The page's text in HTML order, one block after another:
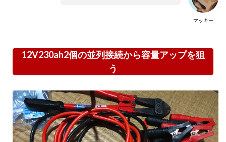
ボード250A
並列接続2個
ボード2枚400Aに
よる放電
3
【ま
とめ】
12V460ah
マッキー
12V230ah2個の並列接続から容量アップを狙
う